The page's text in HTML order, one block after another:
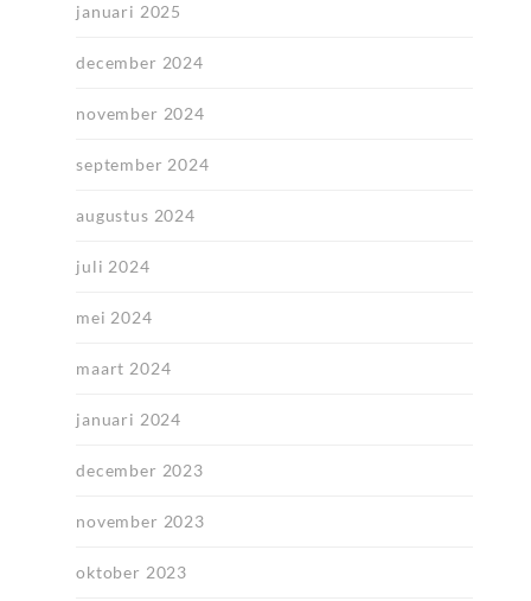
januari 2025
december 2024
november 2024
september 2024
augustus 2024
juli 2024
mei 2024
maart 2024
januari 2024
december 2023
november 2023
oktober 2023